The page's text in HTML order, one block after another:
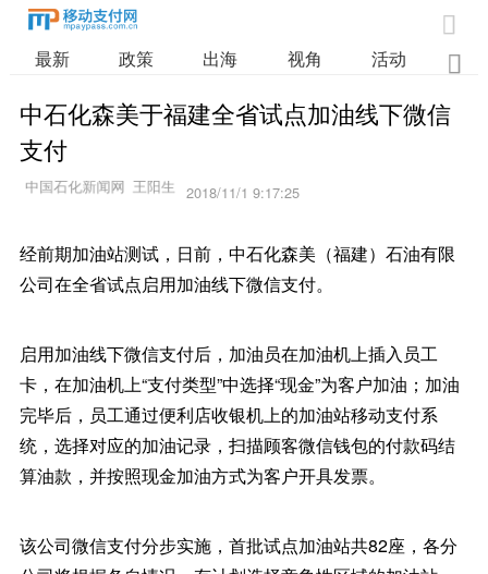

最新 政策 出海 视角 活动 业

中石化森美于福建全省试点加油线下微信
支付
2018/11/1 9:17:25
经前期加油站测试，日前，中石化森美（福建）石油有限
公司在全省试点启用加油线下微信支付。
启用加油线下微信支付后，加油员在加油机上插入员工
卡，在加油机上“支付类型”中选择“现金”为客户加油；加油
完毕后，员工通过便利店收银机上的加油站移动支付系
统，选择对应的加油记录，扫描顾客微信钱包的付款码结
算油款，并按照现金加油方式为客户开具发票。
该公司微信支付分步实施，首批试点加油站共82座，各分